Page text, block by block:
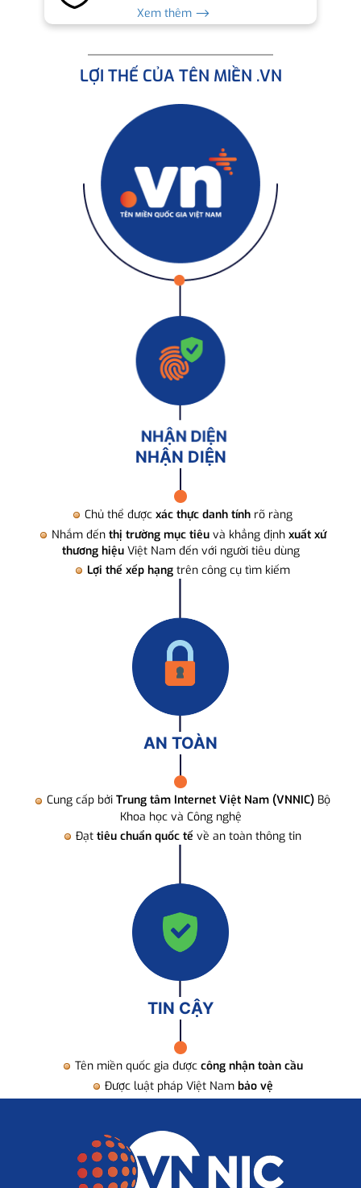
Xem thêm ⟶
LỢI THẾ CỦA TÊN MIỀN .VN
NHẬN DIỆN
Chủ thể được xác thực danh tính rõ ràng
Nhắm đến thị trường mục tiêuvà khẳng định xuất xứ
thương hiệuViệt Nam đến với người tiêu dùng
Lợi thế xếp hạng trên công cụ tìm kiếm
AN TOÀN
Cung cấp bởi Trung tâm Internet Việt Nam (VNNIC) Bộ
Khoa học và Công nghệ
Đạt tiêu chuẩn quốc tế về an toàn thông tin
TIN CẬY
Tên miền quốc gia được công nhận toàn cầu
Được luật pháp Việt Nam bảo vệ